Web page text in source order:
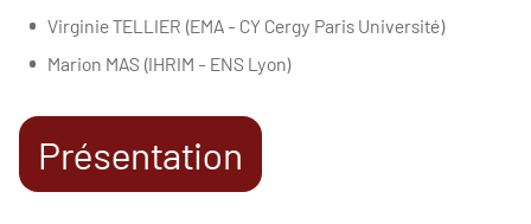
Virginie TELLIER (EMA - CY Cergy Paris Université)
Marion MAS (IHRIM - ENS Lyon)
Présentation